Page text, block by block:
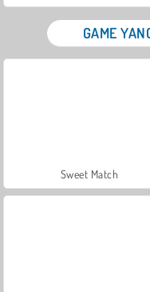
GAME
Sweet Match